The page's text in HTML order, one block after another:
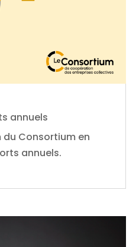
annuels
du Consortium en
annuels.